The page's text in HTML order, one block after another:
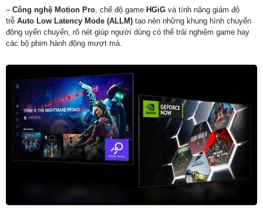
–Công nghệ Motion Pro , chế độ game HGiG và tính năng giảm độ
trễ Auto Low Latency Mode (ALLM) tạo nên những khung hình chuyển
động uyển chuyển, rõ nét giúp người dùng có thể trải nghiệm game hay
các bộ phim hành động mượt mà.